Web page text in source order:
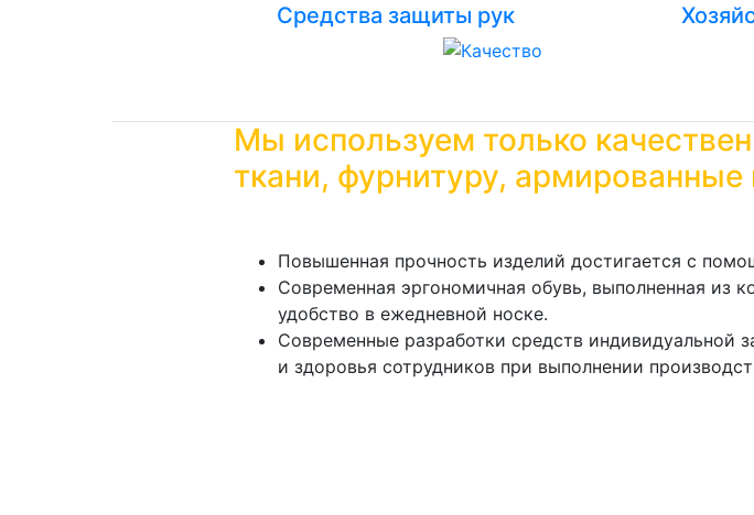
Средства защиты рук
Мы используем только
ткани, фурнитуру, армированные
Повышенная прочность изделий достигается с
Современная эргономичная обувь, выполненная из
удобство в ежедневной носке.
Современные разработки средств индивидуальной
и здоровья сотрудников при выполнении